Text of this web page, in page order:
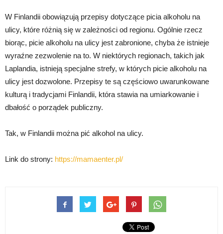
W Finlandii obowiązują przepisy dotyczące picia alkoholu na
ulicy, które różnią się w zależności od regionu. Ogólnie rzecz
biorąc, picie alkoholu na ulicy jest zabronione, chyba że istnieje
wyraźne zezwolenie na to. W niektórych regionach, takich jak
Laplandia, istnieją specjalne strefy, w których picie alkoholu na
ulicy jest dozwolone. Przepisy te są częściowo uwarunkowane
kulturą i tradycjami Finlandii, która stawia na umiarkowanie i
dbałość o porządek publiczny.
Tak, w Finlandii można pić alkohol na ulicy.
Link do strony: https://mamaenter.pl/